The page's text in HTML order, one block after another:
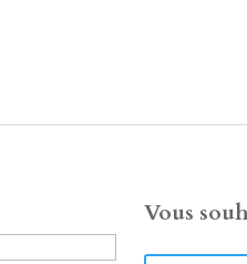
Vous